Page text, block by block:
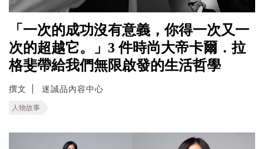
「一次的成功沒有意義，你得一次又一
次的超越它。」3 件時尚大帝卡爾．拉
格斐帶給我們無限啟發的生活哲學
撰文 迷誠品內容中心
人物故事